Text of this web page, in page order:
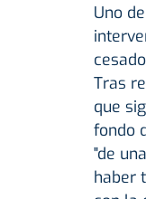
Uno
Tras
que
fondo
"de
haber